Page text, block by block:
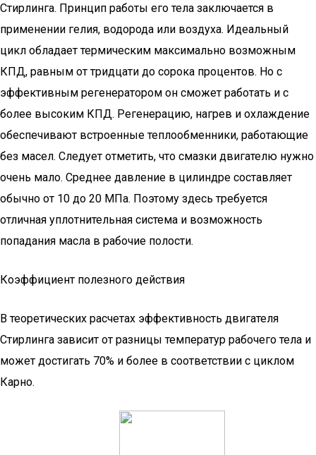
Стирлинга. Принцип работы его тела заключается в
применении гелия, водорода или воздуха. Идеальный
цикл обладает термическим максимально возможным
КПД, равным от тридцати до сорока процентов. Но с
эффективным регенератором он сможет работать и с
более высоким КПД. Регенерацию, нагрев и охлаждение
обеспечивают встроенные теплообменники, работающие
без масел. Следует отметить, что смазки двигателю нужно
очень мало. Среднее давление в цилиндре составляет
обычно от 10 до 20 МПа. Поэтому здесь требуется
отличная уплотнительная система и возможность
попадания масла в рабочие полости.
Коэффициент полезного действия
В теоретических расчетах эффективность двигателя
Стирлинга зависит от разницы температур рабочего тела и
может достигать 70% и более в соответствии с циклом
Карно.